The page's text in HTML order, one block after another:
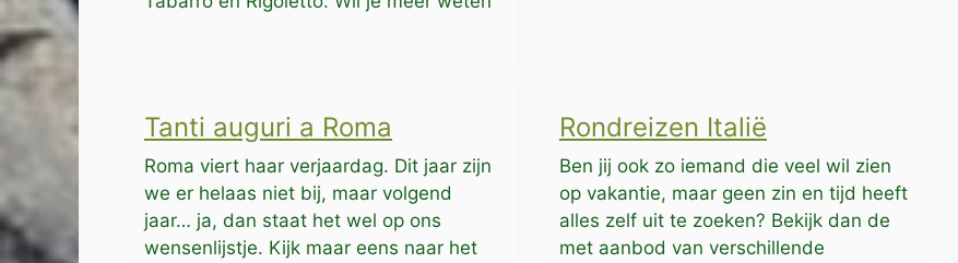
Tanti auguri a Roma
Roma viert haar verjaardag. Dit jaar zijn
we er helaas niet bij, maar volgend
jaar… ja, dan staat het wel op ons
wensenlijstje. Kijk maar eens naar het
Rondreizen Italië
Ben jij ook zo iemand die veel wil zien
op vakantie, maar geen zin en tijd heeft
alles zelf uit te zoeken? Bekijk dan de
met aanbod van verschillende